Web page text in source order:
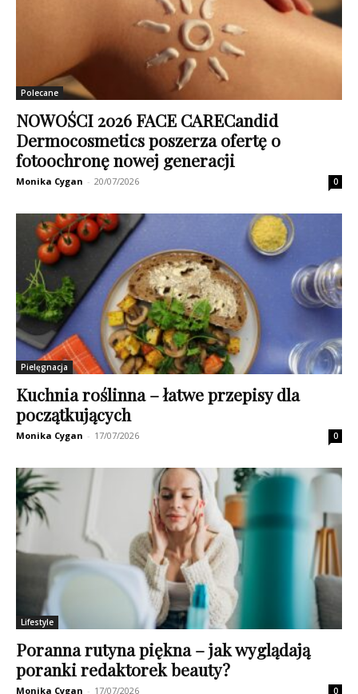
Polecane
NOWOŚCI 2026 FACE CARECandid
Dermocosmetics poszerza ofertę o
fotoochronę nowej generacji
Monika Cygan - 20/07/2026 0
Pielęgnacja
Kuchnia roślinna – łatwe przepisy dla
początkujących
Monika Cygan - 17/07/2026 0
Lifestyle
Poranna rutyna piękna – jak wyglądają
poranki redaktorek beauty?
Monika Cygan - 17/07/2026 0